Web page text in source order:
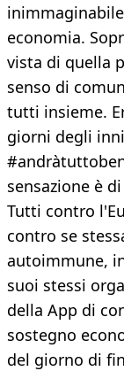
economia.
vista di quella
senso di
tutti insieme.
giorni degli
sensazione è
Tutti contro
contro se
autoimmune,
suoi stessi
della App di
sostegno
del giorno di